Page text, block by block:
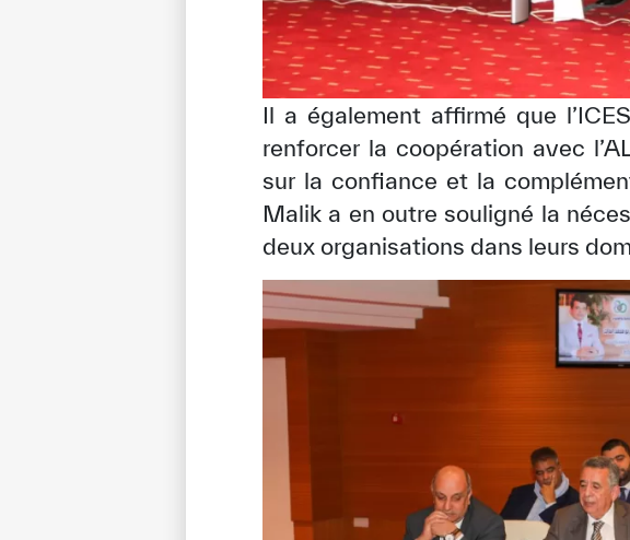
Il a également affirmé que
renforcer la coopération avec
sur la confiance et la
Malik a en outre souligné la
deux organisations dans leurs